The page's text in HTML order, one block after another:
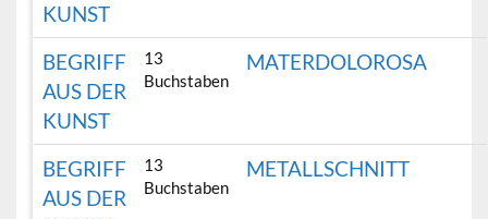
KUNST
BEGRIFF
AUS DER
KUNST
13
Buchstaben
MATERDOLOROSA
BEGRIFF
AUS DER
13
Buchstaben
METALLSCHNITT